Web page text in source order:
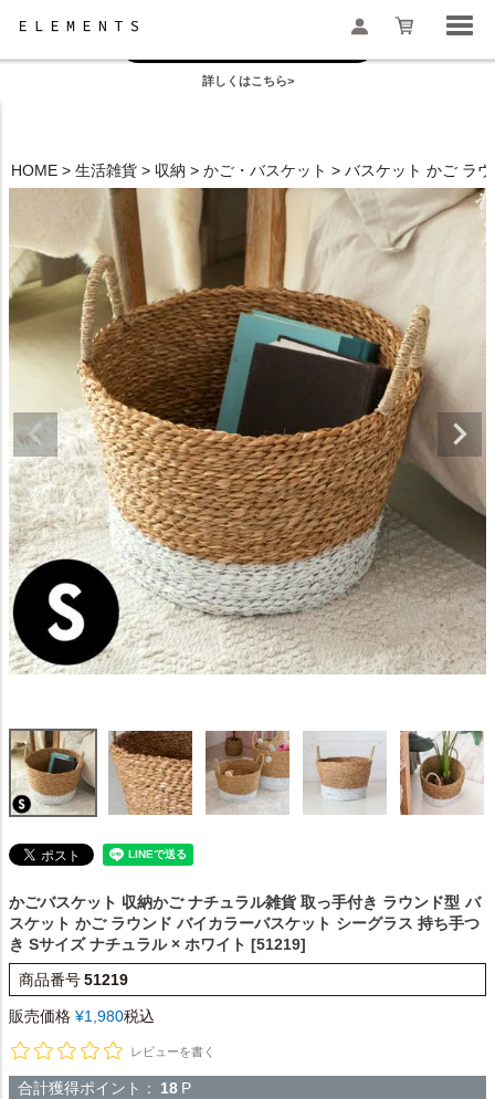
お盆の模様替えは今がおすすめ！
詳しくはこちら>
HOME 生活雑貨 収納 かご・バスケット バスケット かご ラ
かごバスケット 収納かご ナチュラル雑貨 取っ手付き ラウンド型 バ
スケット かご ラウンド バイカラーバスケット シーグラス 持ち手つ
き Sサイズ ナチュラル × ホワイト [51219]
商品番号51219
販売価格 ¥1,980税込
レビューを書く
合計獲得ポイント： 18 P